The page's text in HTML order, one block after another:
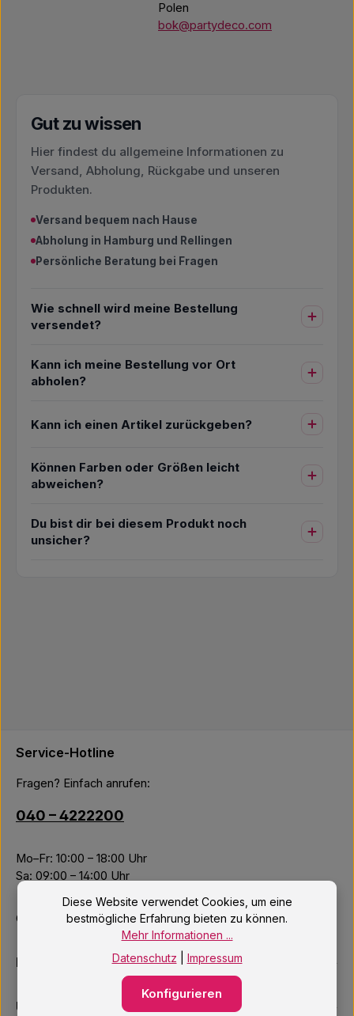
Polen
bok@partydeco.com
Gut zu wissen
Hier findest du allgemeine Informationen zu
Versand, Abholung, Rückgabe und unseren
Produkten.
Versand bequem nach Hause
Abholung in Hamburg und Rellingen
Persönliche Beratung bei Fragen
Wie schnell wird meine Bestellung
versendet?
Kann ich meine Bestellung vor Ort
abholen?
Kann ich einen Artikel zurückgeben?
Können Farben oder Größen leicht
abweichen?
Du bist dir bei diesem Produkt noch
unsicher?
Service-Hotline
Fragen? Einfach anrufen:
040 – 4222200
Mo–Fr: 10:00 – 18:00 Uhr
Sa: 09:00 – 14:00 Uhr
Oder über unserKontaktformular .
Informationen
Unsere Services
Diese Website verwendet Cookies, um eine
bestmögliche Erfahrung bieten zu können.
Mehr Informationen ...
Datenschutz
Impressum
Konfigurieren